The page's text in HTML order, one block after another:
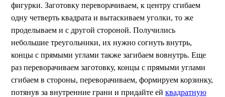
фигурки. Заготовку переворачиваем, к центру сгибаем
одну четверть квадрата и вытаскиваем уголки, то же
проделываем и с другой стороной. Получились
небольшие треугольники, их нужно согнуть внутрь,
концы с прямыми углами также загибаем вовнутрь. Еще
раз переворачиваем заготовку, концы с прямыми углами
сгибаем в стороны, переворачиваем, формируем корзинку,
потянув за внутренние грани и придайте ей квадратную